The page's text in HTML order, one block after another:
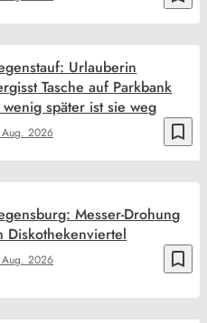
bookmark_border
2026
Urlauberin
Tasche auf Parkbank
später ist sie weg
bookmark_border
2026
Messer-Drohung
Diskothekenviertel